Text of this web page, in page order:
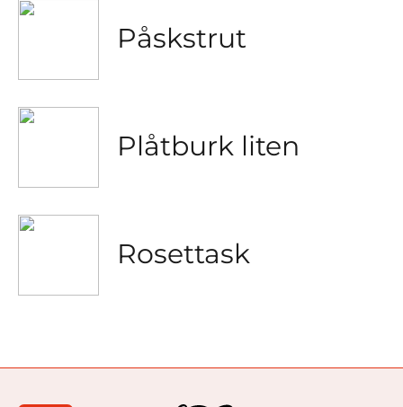
Påskstrut
Plåtburk liten
Rosettask